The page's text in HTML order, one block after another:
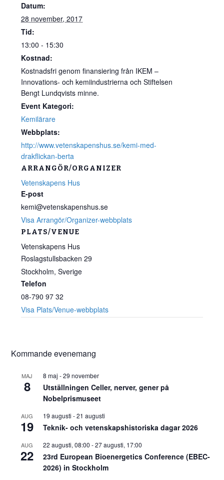
Datum:
28 november, 2017
Tid:
13:00 - 15:30
Kostnad:
Kostnadsfri genom finansiering från IKEM –
Innovations- och kemiindustrierna och Stiftelsen
Bengt Lundqvists minne.
Event Kategori:
Kemilärare
Webbplats:
http://www.vetenskapenshus.se/kemi-med-
drakflickan-berta
PLATS/VENUE
Vetenskapens Hus
Roslagstullsbacken 29
Stockholm, Sverige
Telefon
08-790 97 32
Visa Plats/Venue-webbplats
ARRANGÖR/ORGANIZER
Vetenskapens Hus
E-post
kemi@vetenskapenshus.se
Visa Arrangör/Organizer-webbplats
Kommande evenemang
MAJ
8
8 maj -29 november
Utställningen Celler, nerver, gener på
Nobelprismuseet
AUG
19
19 augusti -21 augusti
Teknik- och vetenskapshistoriska dagar 2026
AUG
22
22 augusti, 08:00 -27 augusti, 17:00
23rd European Bioenergetics Conference (EBEC-
2026) in Stockholm